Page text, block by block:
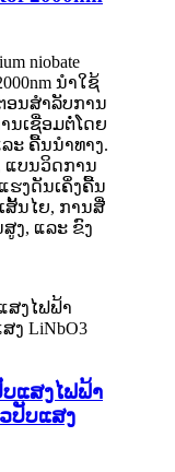
niobate
ນຳໃຊ້
ອນສຳລັບການ
ນເຊື່ອມຕໍ່ໂດຍ
ະ ຄື້ນນຳທາງ.
ແບນວິດການ
ຮງດັນເຄິ່ງຄື້ນ
ສັ້ນໄຍ, ການສື່
ສູງ, ແລະ ຂົງ
ແສງໄຟຟ້າ
ປັບແສງ